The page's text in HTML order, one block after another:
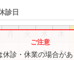
診日
● ● ● ●
休診・休業の場合が